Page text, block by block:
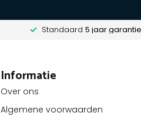
Standaard 5 jaar garantie
Informatie
Over ons
Algemene voorwaarden